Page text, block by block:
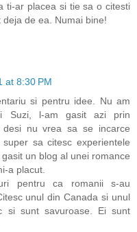
ti-ar placea si tie sa o citesti
de ea. Numai bine!
at 8:30 PM
si pentru idee. Nu am
Suzi, l-am gasit azi prin
desi nu vrea sa se incarce
sa citesc experientele
un blog al unei romance
a placut.
pentru ca romanii s-au
unul din Canada si unul
si sunt savuroase. Ei sunt